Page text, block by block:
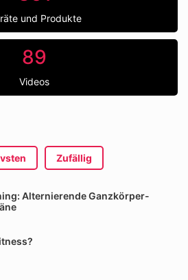
und Produkte
89
Videos
Zufällig
Alternierende Ganzkörper-